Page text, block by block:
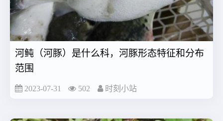
河鲀（河豚）是什么科，河豚形态特征和分布
范围
2023-07-31 502 时刻小站